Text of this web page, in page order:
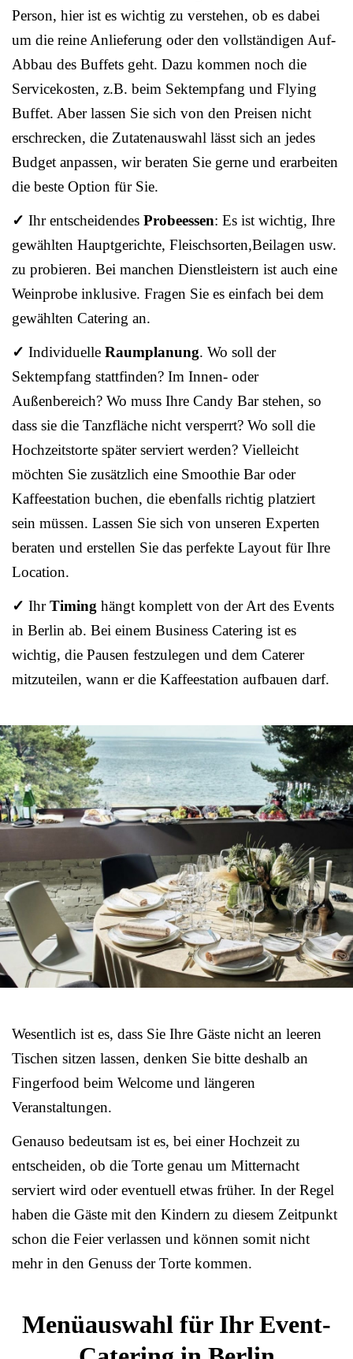
Person, hier ist es wichtig zu verstehen, ob es dabei
um die reine Anlieferung oder den vollständigen Auf-
Abbau des Buffets geht. Dazu kommen noch die
Servicekosten, z.B. beim Sektempfang und Flying
Buffet. Aber lassen Sie sich von den Preisen nicht
erschrecken, die Zutatenauswahl lässt sich an jedes
Budget anpassen, wir beraten Sie gerne und erarbeiten
die beste Option für Sie.
✓ Ihr entscheidendes Probeessen: Es ist wichtig, Ihre
gewählten Hauptgerichte, Fleischsorten,Beilagen usw.
zu probieren. Bei manchen Dienstleistern ist auch eine
Weinprobe inklusive. Fragen Sie es einfach bei dem
gewählten Catering an.
✓ Individuelle Raumplanung. Wo soll der
Sektempfang stattfinden? Im Innen- oder
Außenbereich? Wo muss Ihre Candy Bar stehen, so
dass sie die Tanzfläche nicht versperrt? Wo soll die
Hochzeitstorte später serviert werden? Vielleicht
möchten Sie zusätzlich eine Smoothie Bar oder
Kaffeestation buchen, die ebenfalls richtig platziert
sein müssen. Lassen Sie sich von unseren Experten
beraten und erstellen Sie das perfekte Layout für Ihre
Location.
✓ IhrTiming hängt komplett von der Art des Events
in Berlin ab. Bei einem Business Catering ist es
wichtig, die Pausen festzulegen und dem Caterer
mitzuteilen, wann er die Kaffeestation aufbauen darf.
Wesentlich ist es, dass Sie Ihre Gäste nicht an leeren
Tischen sitzen lassen, denken Sie bitte deshalb an
Fingerfood beim Welcome und längeren
Veranstaltungen.
Genauso bedeutsam ist es, bei einer Hochzeit zu
entscheiden, ob die Torte genau um Mitternacht
serviert wird oder eventuell etwas früher. In der Regel
haben die Gäste mit den Kindern zu diesem Zeitpunkt
schon die Feier verlassen und können somit nicht
mehr in den Genuss der Torte kommen.
Menüauswahl für Ihr Event-